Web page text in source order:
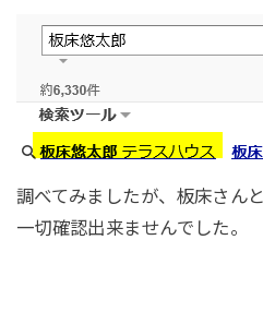
調べてみましたが、板床さん
一切確認出来ませんでした。